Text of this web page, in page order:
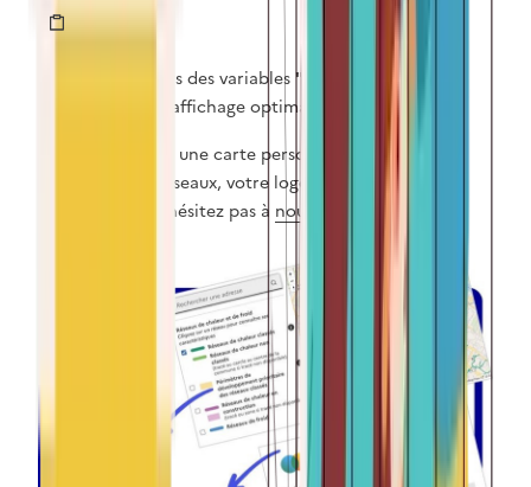
Ajustez les valeurs des variables "width"
pour obtenir un affichage optimal sur votre site.
Si vous souhaitez une carte personnalisée avec
seulement vos réseaux, votre logo ou d'autres
informations, n'hésitez pas à nous contacter